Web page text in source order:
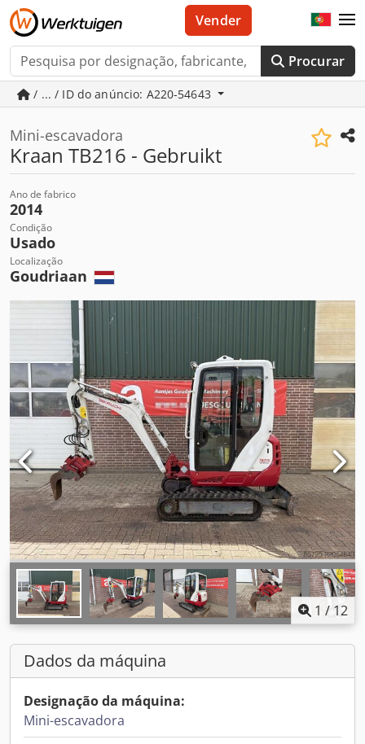
Procurar
Vender
/ ... / ID do anúncio: A220-54643
Mini-escavadora
Kraan TB216 - Gebruikt
Ano de fabrico
2014
Condição
Usado
Localização
Goudriaan
1 / 12
Dados da máquina
Designação da máquina:
Mini-escavadora